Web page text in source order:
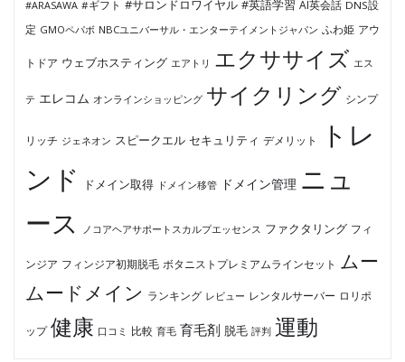
#ARASAWA #ギフト #サロンドロワイヤル #英語学習 AI英会話 DNS設
定 GMOペパボ NBCユニバーサル・エンターテイメントジャパン ふわ姫 アウ
トドア ウェブホスティング エアトリ エクササイズ エス
テ エレコム オンラインショッピング サイクリング シンプ
リッチ ジェネオン スピークエル セキュリティ デメリット
トレ
ンド
ドメイン取得 ドメイン移管 ドメイン管理 ニュ
ース
ノコアヘアサポートスカルプエッセンス ファクタリング フィ
ンジア フィンジア初期脱毛 ボタニストプレミアムラインセット ムー
ムードメイン ランキング レビュー レンタルサーバー ロリポ
ップ 健康 口コミ 比較 育毛 育毛剤 脱毛 評判 運動